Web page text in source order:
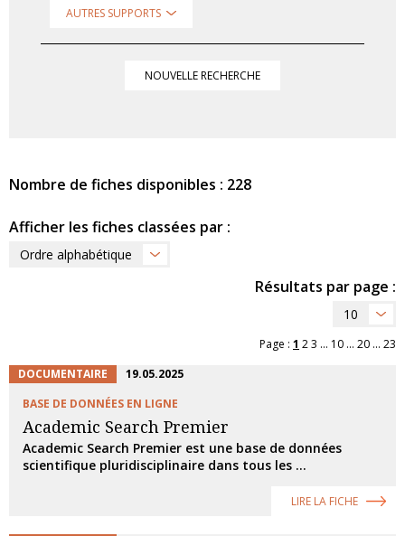
AUTRES SUPPORTS
NOUVELLE RECHERCHE
Nombre de fiches disponibles : 228
Afficher les fiches classées par :
Ordre alphabétique
Résultats par page :
10
Page : 1 23 ... 10 ... 20 ... 23
DOCUMENTAIRE
19.05.2025
BASE DE DONNÉES EN LIGNE
Academic Search Premier
Academic Search Premier est une base de données
scientifique pluridisciplinaire dans tous les ...
LIRE LA FICHE